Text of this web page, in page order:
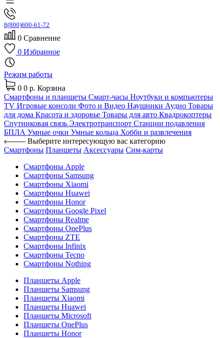
8(800)600-61-72
0 Сравнение
0 Избранное
Режим работы
0 0 р. Корзина
Смартфоны и планшеты Смарт-часы Ноутбуки и компьютеры
TV Игровые консоли Фото и Видео Наушники Аудио Товары
для дома Красота и здоровье Товары для авто Квадрокоптеры
Спутниковая связь Электротранспорт Станции подавления
БПЛА Умные очки Умные кольца Хобби и развлечения
Выберите интересующую вас категорию
Смартфоны Планшеты Аксессуары Сим-карты
Смартфоны Apple
Смартфоны Samsung
Смартфоны Xiaomi
Смартфоны Huawei
Смартфоны Honor
Смартфоны Google Pixel
Смартфоны Realme
Смартфоны OnePlus
Смартфоны ZTE
Смартфоны Infinix
Смартфоны Tecno
Смартфоны Nothing
Планшеты Apple
Планшеты Samsung
Планшеты Xiaomi
Планшеты Huawei
Планшеты Microsoft
Планшеты OnePlus
Планшеты Honor